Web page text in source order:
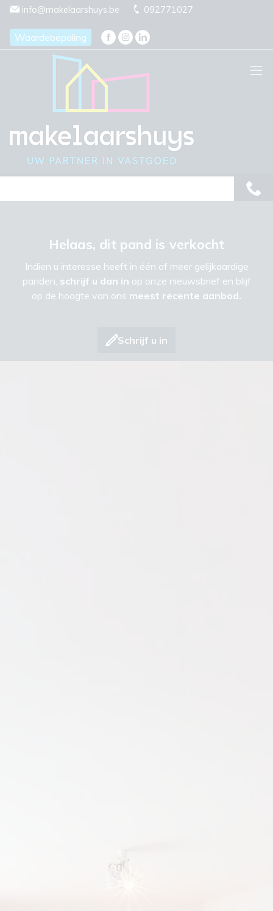
Menu overslaan en naar de inhoud gaan
info@makelaarshuys.be 092771027
Waardebepaling
Helaas, dit pand is verkocht
Indien u interesse heeft in één of meer gelijkaardige
panden, schrijf u dan in op onze nieuwsbrief en blijf
op de hoogte van ons meest recente aanbod.
Schrijf u in